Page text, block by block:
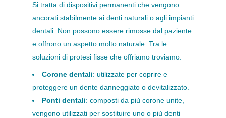
Si tratta di dispositivi permanenti che vengono
ancorati stabilmente ai denti naturali o agli impianti
dentali. Non possono essere rimosse dal paziente
e offrono un aspetto molto naturale. Tra le
soluzioni di protesi fisse che offriamo troviamo:
Corone dentali: utilizzate per coprire e
proteggere un dente danneggiato o devitalizzato.
Ponti dentali: composti da più corone unite,
vengono utilizzati per sostituire uno o più denti